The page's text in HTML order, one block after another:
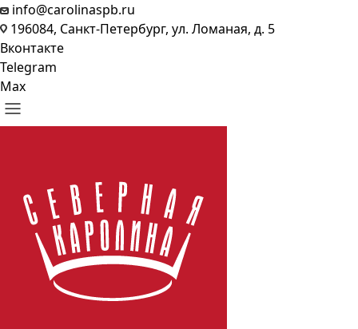
info@carolinaspb.ru
196084, Санкт-Петербург, ул. Ломаная, д. 5
Вконтакте
Telegram
Max